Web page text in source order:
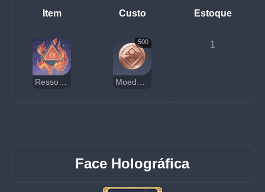
Item Custo Estoque
500 1
Face Holográfica